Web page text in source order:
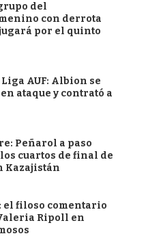
del
con derrota
por el quinto
AUF: Albion se
ataque y contrató a
Peñarol a paso
cuartos de final de
Kazajistán
el filoso comentario
Ripoll en